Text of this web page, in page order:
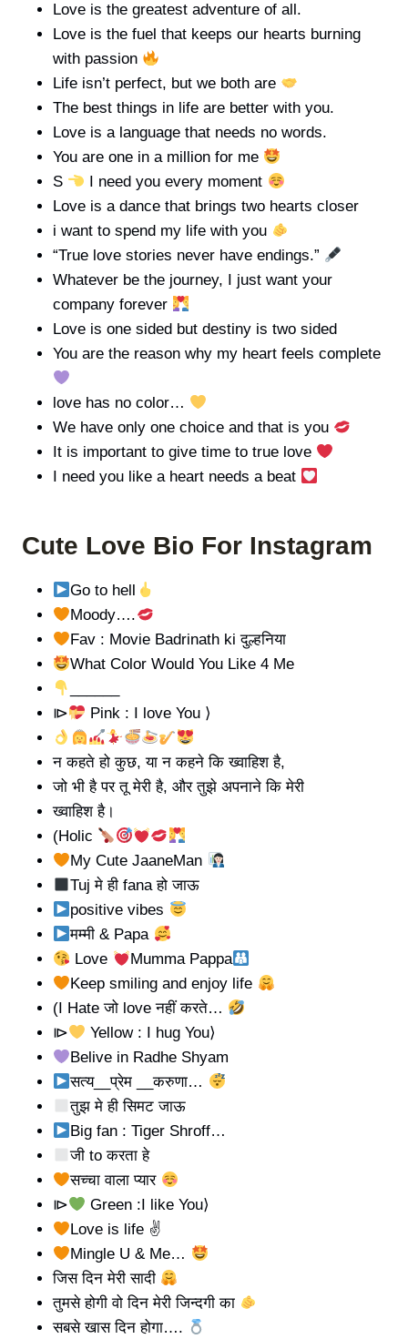
Love is the greatest adventure of all.
Love is the fuel that keeps our hearts burning
with passion
Life isn’t perfect, but we both are
The best things in life are better with you.
Love is a language that needs no words.
You are one in a million for me
S
I need you every moment
Love is a dance that brings two hearts closer
i want to spend my life with you
“True love stories never have endings.”
Whatever be the journey, I just want your
company forever
Love is one sided but destiny is two sided
You are the reason why my heart feels complete
love has no color…
We have only one choice and that is you
It is important to give time to true love
I need you like a heart needs a beat
Cute Love Bio For Instagram
Go to hell
Moody….
Fav : Movie Badrinath ki दुल्हनिया
What Color Would You Like 4 Me
⧐
Pink : I love You ⟩
न कहते हो कुछ, या न कहने कि ख्वाहिश है,
जो भी है पर तू मेरी है, और तुझे अपनाने कि मेरी
ख्वाहिश है।
(Holic
My Cute JaaneMan
Tuj मे ही fana हो जाऊ
positive vibes
मम्मी & Papa
Love
Mumma Pappa
Keep smiling and enjoy life
(I Hate जो love नहीं करते…
⧐
Yellow : I hug You⟩
Belive in Radhe Shyam
सत्य__प्रेम __करुणा…
तुझ मे ही सिमट जाऊ
Big fan : Tiger Shroff…
जी to करता हे
सच्चा वाला प्यार
⧐
Green :I like You⟩
Love is life ✌
Mingle U & Me…
जिस दिन मेरी सादी
तुमसे होगी वो दिन मेरी जिन्दगी का
सबसे खास दिन होगा….